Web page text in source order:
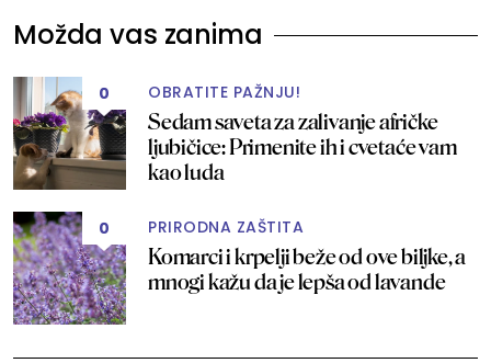
Možda vas zanima
0 OBRATITE PAŽNJU!
Sedam saveta za zalivanje afričke
ljubičice: Primenite ih i cvetaće vam
kao luda
0 PRIRODNA ZAŠTITA
Komarci i krpelji beže od ove biljke, a
mnogi kažu da je lepša od lavande